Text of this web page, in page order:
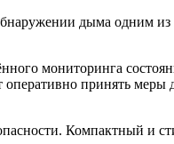
дыма одним из
мониторинга
принять меры
Компактный и